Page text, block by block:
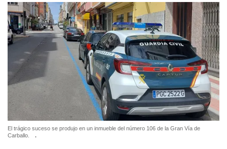
El trágico suceso se produjo en un inmueble del número 106 de la Gran Vía de
Carballo.
.